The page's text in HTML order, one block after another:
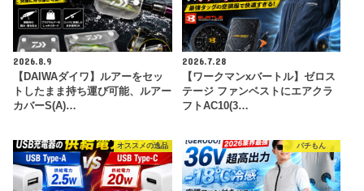
2026.8.9
【DAIWAダイワ】ルアーをセッ
トしたまま持ち運び可能、ルアー
カバーS(A)…
2026.7.28
【ワークマンxバートル】ゼロス
テージ ファンベストにエアクラ
フトAC10(3…
オススメの逸品 パチもん